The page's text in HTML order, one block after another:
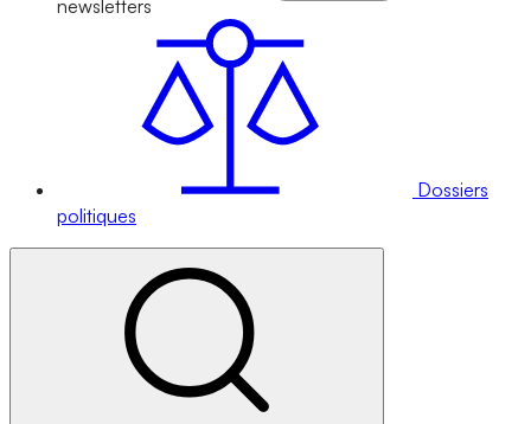
newsletters
Dossiers
politiques